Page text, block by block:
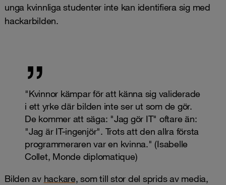
unga kvinnliga studenter inte kan identifiera sig med
hackarbilden.
"Kvinnor kämpar för att känna sig validerade
i ett yrke där bilden inte ser ut som de gör.
De kommer att säga: "Jag gör IT" oftare än:
"Jag är IT-ingenjör". Trots att den allra första
programmeraren var en kvinna." (Isabelle
Collet, Monde diplomatique)
Bilden av hackare, som till stor del sprids av media,